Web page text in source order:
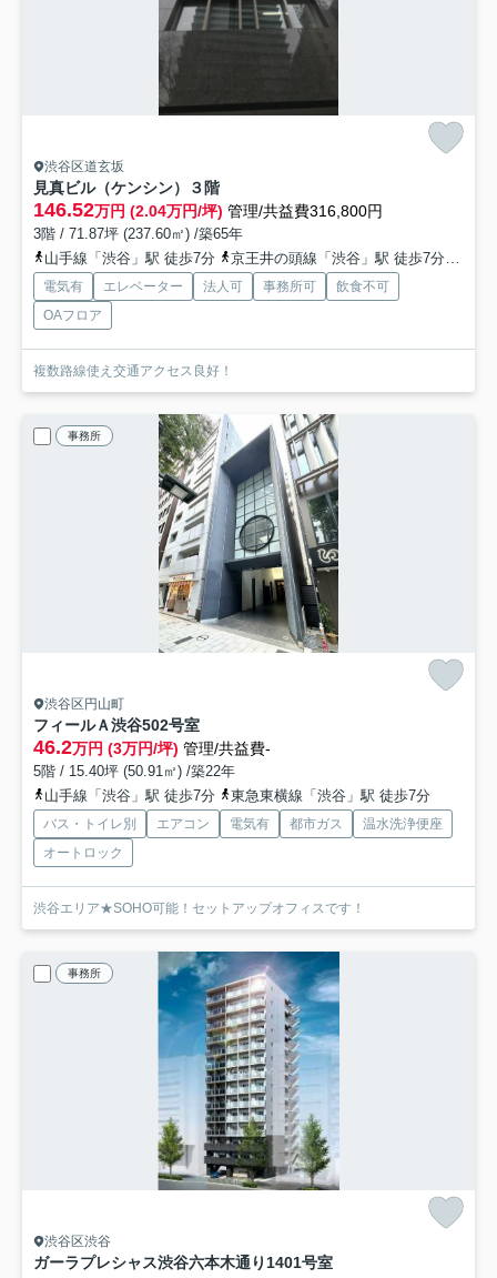
渋谷区道玄坂
見真ビル（ケンシン） ３階
146.52万円 (2.04万円/坪) 管理/共益費316,800円
3階 / 71.87坪 (237.60㎡) /築65年
山手線「渋谷」駅 徒歩7分
京王井の頭線「渋谷」駅 徒歩7分
電気有 エレベーター 法人可 事務所可
飲食不可
OAフロア
複数路線使え交通アクセス良好！
事務所
渋谷区円山町
フィールＡ渋谷502号室
46.2万円 (3万円/坪) 管理/共益費-
5階 / 15.40坪 (50.91㎡) /築22年
山手線「渋谷」駅 徒歩7分
東急東横線「渋谷」駅 徒歩7分
バス・トイレ別 エアコン 電気有 都市ガス
温水洗浄便座
オートロック
渋谷エリア★SOHO可能！セットアップオフィスです！
事務所
渋谷区渋谷
ガーラプレシャス渋谷六本木通り 1401号室